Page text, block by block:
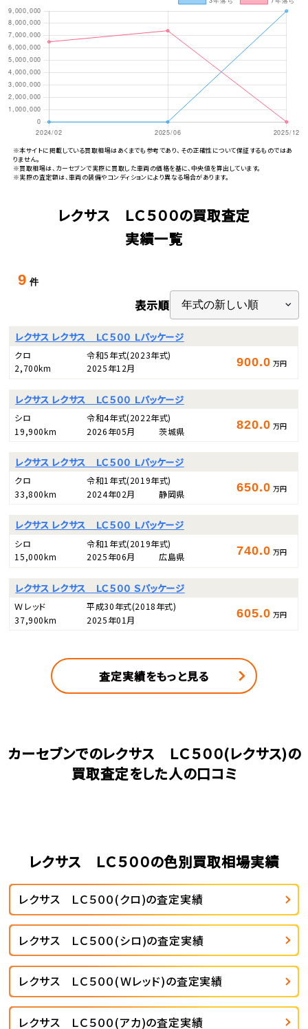
※本サイトに掲載している買取相場はあくまでも参考であり、その正確性について保証するものではあ
りません。
※買取相場は、カーセブンで実際に買取した車両の価格を基に、中央値を算出しています。
※実際の査定額は、車両の装備やコンディションにより異なる場合があります。
レクサス ＬＣ５００の買取査定
実績一覧
9 件
表示順
レクサス レクサス ＬＣ５００ Ｌパッケージ
クロ 令和5年式(2023年式)
2,700km
2025年12月 900.0 万円
レクサス レクサス ＬＣ５００ Ｌパッケージ
シロ 令和4年式(2022年式)
19,900km
2026年05月 茨城県 820.0 万円
レクサス レクサス ＬＣ５００ Ｌパッケージ
クロ 令和1年式(2019年式)
33,800km
2024年02月 静岡県 650.0 万円
レクサス レクサス ＬＣ５００ Ｌパッケージ
シロ 令和1年式(2019年式)
15,000km
2025年06月 広島県 740.0 万円
レクサス レクサス ＬＣ５００ Ｓパッケージ
Ｗレッド 平成30年式(2018年式)
37,900km
2025年01月 605.0 万円
査定実績をもっと見る
カーセブンでのレクサス ＬＣ５００(レクサス)の
買取査定をした人の口コミ
レクサス ＬＣ５００の色別買取相場実績
レクサス ＬＣ５００(クロ)の査定実績
レクサス ＬＣ５００(シロ)の査定実績
レクサス ＬＣ５００(Ｗレッド)の査定実績
レクサス ＬＣ５００(アカ)の査定実績